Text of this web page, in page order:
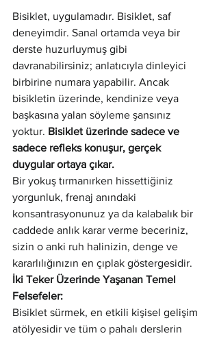
Bisiklet, uygulamadır. Bisiklet, saf
deneyimdir. Sanal ortamda veya bir
derste huzurluymuş gibi
davranabilirsiniz; anlatıcıyla dinleyici
birbirine numara yapabilir. Ancak
bisikletin üzerinde, kendinize veya
başkasına yalan söyleme şansınız
yoktur. Bisiklet üzerinde sadece ve
sadece refleks konuşur, gerçek
duygular ortaya çıkar.
Bir yokuş tırmanırken hissettiğiniz
yorgunluk, frenaj anındaki
konsantrasyonunuz ya da kalabalık bir
caddede anlık karar verme beceriniz,
sizin o anki ruh halinizin, denge ve
kararlılığınızın en çıplak göstergesidir.
İki Teker Üzerinde Yaşanan Temel
Felsefeler:
Bisiklet sürmek, en etkili kişisel gelişim
atölyesidir ve tüm o pahalı derslerin